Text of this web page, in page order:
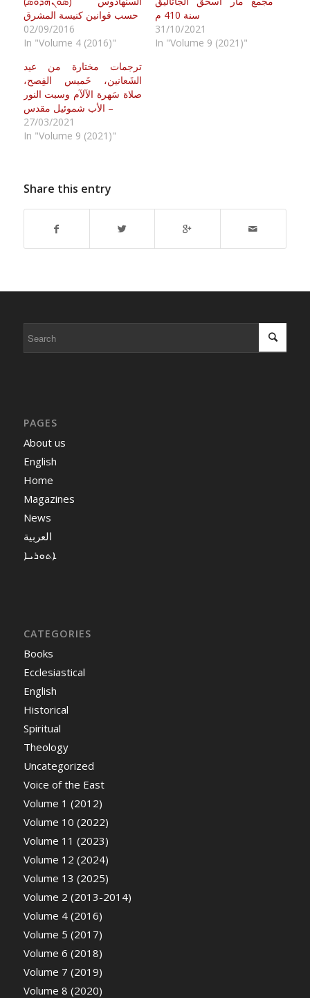
حسب قوانين كنيسة المشرق
02/09/2016
In "Volume 4 (2016)"
سنة 410 م
31/10/2021
In "Volume 9 (2021)"
ترجمات مختارة من عيد
الشَعانين، خَميس الفِصح،
صلاة سَهرة الآلآم وسبت النور
– الأب شموئيل مقدس
27/03/2021
In "Volume 9 (2021)"
Share this entry
PAGES
About us
English
Home
Magazines
News
العربية
ܐܬܘܪܝܐ
CATEGORIES
Books
Ecclesiastical
English
Historical
Spiritual
Theology
Uncategorized
Voice of the East
Volume 1 (2012)
Volume 10 (2022)
Volume 11 (2023)
Volume 12 (2024)
Volume 13 (2025)
Volume 2 (2013-2014)
Volume 4 (2016)
Volume 5 (2017)
Volume 6 (2018)
Volume 7 (2019)
Volume 8 (2020)